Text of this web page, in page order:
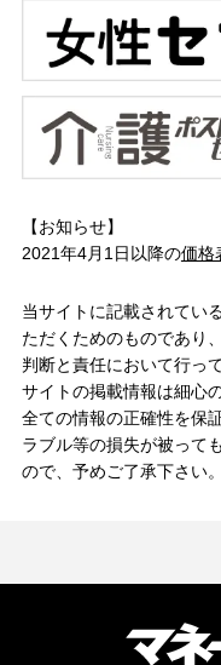
【お知らせ】
2021年4月1日以降の価格
当サイトに記載されてい
ただくためのものであり
判断と責任において行っ
サイトの掲載情報は細心
全ての情報の正確性を保
ラブル等の損失が被って
ので、予めご了承下さい。